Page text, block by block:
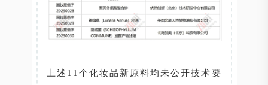
上述11个化妆品新原料均未公开技术要